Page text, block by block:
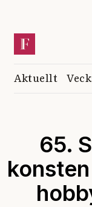
Aktuellt
65.